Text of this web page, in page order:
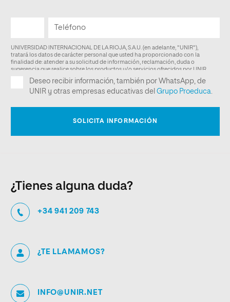
¿Tienes alguna duda?
+34 941 209 743
¿TE LLAMAMOS?
INFO@UNIR.NET